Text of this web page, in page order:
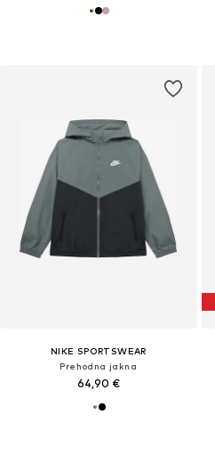
NIKE SPORTSWEAR
Prehodna jakna
64,90 €